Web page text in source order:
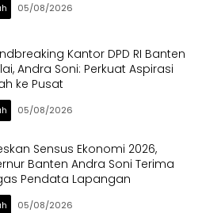
05/08/2026
Kantor DPD RI Banten
Andra Soni: Perkuat Aspirasi
ke Pusat
05/08/2026
Sensus Ekonomi 2026,
Banten Andra Soni Terima
Pendata Lapangan
05/08/2026